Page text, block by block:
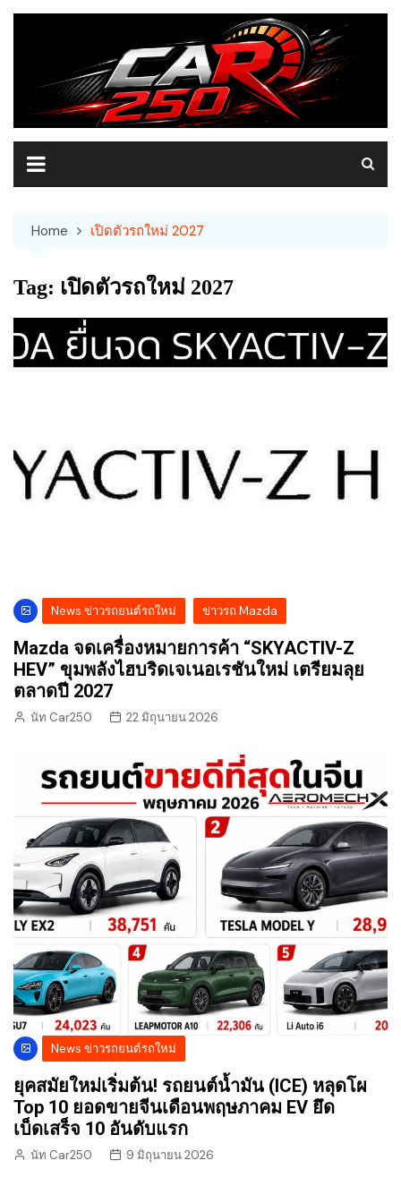
Skip
Home เปิดตัวรถใหม่ 2027
Tag: เปิดตัวรถใหม่ 2027
News ข่าวรถยนต์รถใหม่ ข่าวรถ Mazda
Mazda จดเครื่องหมายการค้า “SKYACTIV-Z
HEV” ขุมพลังไฮบริดเจเนอเรชันใหม่ เตรียมลุย
ตลาดปี 2027
นัท Car250 22 มิถุนายน 2026
News ข่าวรถยนต์รถใหม่
ยุคสมัยใหม่เริ่มต้น! รถยนต์น้ำมัน (ICE) หลุดโผ
Top 10 ยอดขายจีนเดือนพฤษภาคม EV ยึด
เบ็ดเสร็จ 10 อันดับแรก
นัท Car250 9 มิถุนายน 2026